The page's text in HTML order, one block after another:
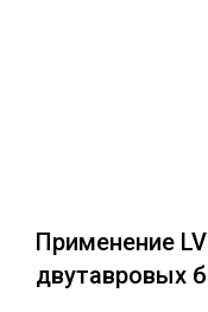
Применение
двутавровых